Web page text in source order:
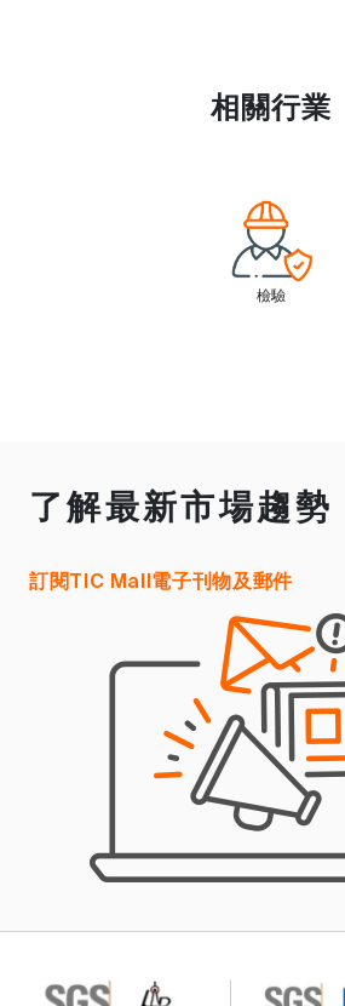
相關行業
檢驗
了解最新市場趨勢
訂閱TIC Mall電子刊物及郵件